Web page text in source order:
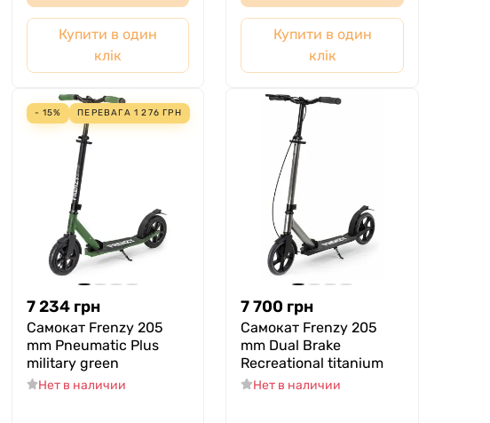
Купити в один
клік
Купити в один
клік
- 15% ПЕРЕВАГА 1 276 ГРН
7 234 грн
Самокат Frenzy 205
mm Pneumatic Plus
military green
Нет в наличии
7 700 грн
Самокат Frenzy 205
mm Dual Brake
Recreational titanium
Нет в наличии